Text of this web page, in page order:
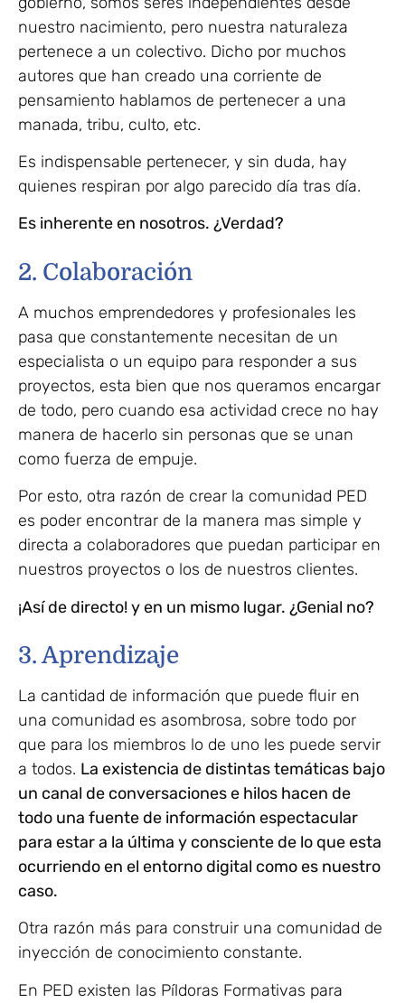
nuestro nacimiento, pero nuestra naturaleza
pertenece a un colectivo. Dicho por muchos
autores que han creado una corriente de
pensamiento hablamos de pertenecer a una
manada, tribu, culto, etc.
Es indispensable pertenecer, y sin duda, hay
quienes respiran por algo parecido día tras día.
Es inherente en nosotros. ¿Verdad?
2. Colaboración
A muchos emprendedores y profesionales les
pasa que constantemente necesitan de un
especialista o un equipo para responder a sus
proyectos, esta bien que nos queramos encargar
de todo, pero cuando esa actividad crece no hay
manera de hacerlo sin personas que se unan
como fuerza de empuje.
Por esto, otra razón de crear la comunidad PED
es poder encontrar de la manera mas simple y
directa a colaboradores que puedan participar en
nuestros proyectos o los de nuestros clientes.
¡Así de directo! y en un mismo lugar. ¿Genial no?
3. Aprendizaje
La cantidad de información que puede fluir en
una comunidad es asombrosa, sobre todo por
que para los miembros lo de uno les puede servir
a todos. La existencia de distintas temáticas bajo
un canal de conversaciones e hilos hacen de
todo una fuente de información espectacular
para estar a la última y consciente de lo que esta
ocurriendo en el entorno digital como es nuestro
caso.
Otra razón más para construir una comunidad de
inyección de conocimiento constante.
En PED existen las Píldoras Formativas para